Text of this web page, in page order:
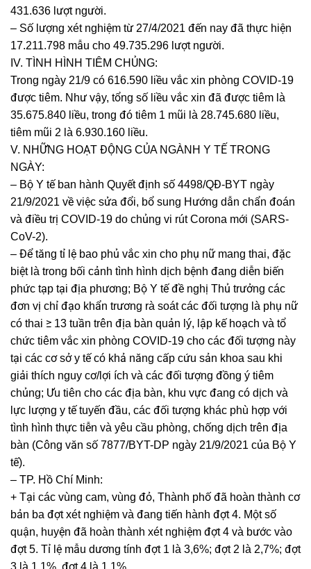
431.636 lượt người.
– Số lượng xét nghiệm từ 27/4/2021 đến nay đã thực hiện
17.211.798 mẫu cho 49.735.296 lượt người.
IV. TÌNH HÌNH TIÊM CHỦNG:
Trong ngày 21/9 có 616.590 liều vắc xin phòng COVID-19
được tiêm. Như vậy, tổng số liều vắc xin đã được tiêm là
35.675.840 liều, trong đó tiêm 1 mũi là 28.745.680 liều,
tiêm mũi 2 là 6.930.160 liều.
V. NHỮNG HOẠT ĐỘNG CỦA NGÀNH Y TẾ TRONG
NGÀY:
– Bộ Y tế ban hành Quyết định số 4498/QĐ-BYT ngày
21/9/2021 về việc sửa đổi, bổ sung Hướng dẫn chẩn đoán
và điều trị COVID-19 do chủng vi rút Corona mới (SARS-
CoV-2).
– Để tăng tỉ lệ bao phủ vắc xin cho phụ nữ mang thai, đặc
biệt là trong bối cảnh tình hình dịch bệnh đang diễn biến
phức tạp tại địa phương; Bộ Y tế đề nghị Thủ trưởng các
đơn vị chỉ đạo khẩn trương rà soát các đối tượng là phụ nữ
có thai ≥ 13 tuần trên địa bàn quản lý, lập kế hoạch và tổ
chức tiêm vắc xin phòng COVID-19 cho các đối tượng này
tại các cơ sở y tế có khả năng cấp cứu sản khoa sau khi
giải thích nguy cơ/lợi ích và các đối tượng đồng ý tiêm
chủng; Ưu tiên cho các địa bàn, khu vực đang có dịch và
lực lượng y tế tuyến đầu, các đối tượng khác phù hợp với
tình hình thực tiễn và yêu cầu phòng, chống dịch trên địa
bàn (Công văn số 7877/BYT-DP ngày 21/9/2021 của Bộ Y
tế).
– TP. Hồ Chí Minh:
+ Tại các vùng cam, vùng đỏ, Thành phố đã hoàn thành cơ
bản ba đợt xét nghiệm và đang tiến hành đợt 4. Một số
quận, huyện đã hoàn thành xét nghiệm đợt 4 và bước vào
đợt 5. Tỉ lệ mẫu dương tính đợt 1 là 3,6%; đợt 2 là 2,7%; đợt
3 là 1,1%, đợt 4 là 1,1%.